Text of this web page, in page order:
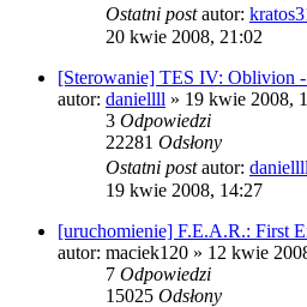
Ostatni postautor:
20 kwie 2008, 21:02
[Sterowanie] TES IV: Oblivion
autor: daniellll » 19 kwie 2008,
3 Odpowiedzi
22281 Odsłony
Ostatni postautor: daniellll
19 kwie 2008, 14:27
[uruchomienie] F.E.A.R.: First
autor: maciek120 » 12 kwie
7 Odpowiedzi
15025 Odsłony